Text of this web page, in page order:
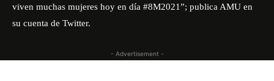
viven muchas mujeres hoy en día #8M2021”; publica AMU en
su cuenta de Twitter.
- Advertisement -